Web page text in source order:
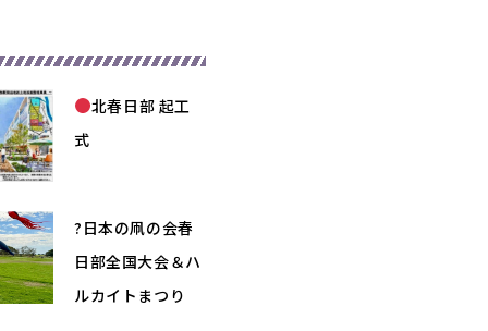
北春日部 起工
式
?日本の凧の会春
日部全国大会＆ハ
ルカイトまつり